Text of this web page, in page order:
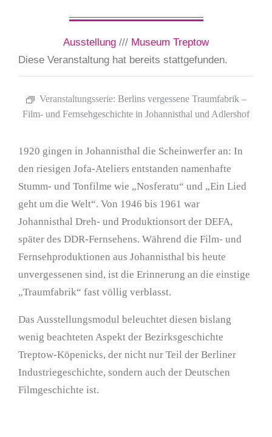
Ausstellung /// Museum Treptow
Diese Veranstaltung hat bereits stattgefunden.
Veranstaltungsserie: Berlins vergessene Traumfabrik –
Film- und Fernsehgeschichte in Johannisthal und Adlershof
1920 gingen in Johannisthal die Scheinwerfer an: In
den riesigen Jofa-Ateliers entstanden namenhafte
Stumm- und Tonfilme wie „Nosferatu“ und „Ein Lied
geht um die Welt“. Von 1946 bis 1961 war
Johannisthal Dreh- und Produktionsort der DEFA,
später des DDR-Fernsehens. Während die Film- und
Fernsehproduktionen aus Johannisthal bis heute
unvergessenen sind, ist die Erinnerung an die einstige
„Traumfabrik“ fast völlig verblasst.
Das Ausstellungsmodul beleuchtet diesen bislang
wenig beachteten Aspekt der Bezirksgeschichte
Treptow-Köpenicks, der nicht nur Teil der Berliner
Industriegeschichte, sondern auch der Deutschen
Filmgeschichte ist.